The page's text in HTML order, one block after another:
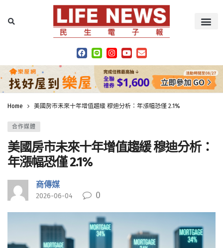
Home 美國房市未來十年增值趨緩 穆迪分析：年漲幅恐僅 2.1%
合作媒體
美國房市未來十年增值趨緩 穆迪分析：
年漲幅恐僅 2.1%
商傳媒
2026-06-04 0